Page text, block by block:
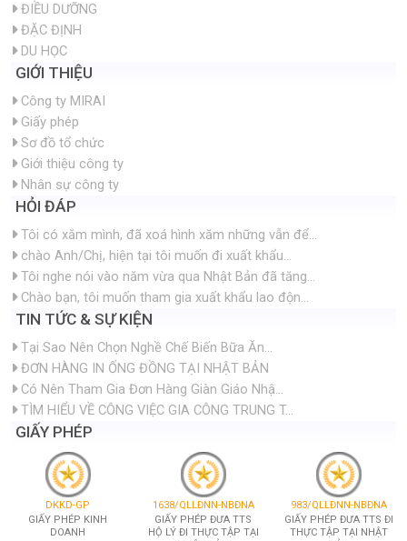
ĐIỀU DƯỠNG
ĐẶC ĐỊNH
DU HỌC
GIỚI THIỆU
Công ty MIRAI
Giấy phép
Sơ đồ tổ chức
Giới thiệu công ty
Nhân sự công ty
HỎI ĐÁP
Tôi có xăm mình, đã xoá hình xăm những vẫn để...
chào Anh/Chị, hiện tại tôi muốn đi xuất khẩu...
Tôi nghe nói vào năm vừa qua Nhật Bản đã tăng...
Chào bạn, tôi muốn tham gia xuất khẩu lao độn...
TIN TỨC & SỰ KIỆN
Tại Sao Nên Chọn Nghề Chế Biến Bữa Ăn...
ĐƠN HÀNG IN ỐNG ĐỒNG TẠI NHẬT BẢN
Có Nên Tham Gia Đơn Hàng Giàn Giáo Nhậ...
TÌM HIỂU VỀ CÔNG VIỆC GIA CÔNG TRUNG T...
GIẤY PHÉP
DKKD-GP
GIẤY PHÉP KINH
DOANH
1638/QLLĐNN-NBĐNA
GIẤY PHÉP ĐƯA TTS
HỘ LÝ ĐI THỰC TẬP TẠI
983/QLLĐNN-NBĐNA
GIẤY PHÉP ĐƯA TTS ĐI
THỰC TẬP TẠI NHẬT